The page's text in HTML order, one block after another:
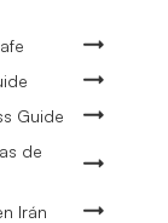
Guide
de
Irán